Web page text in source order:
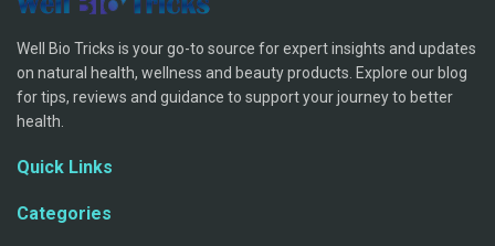
Well Bio Tricks is your go-to source for expert insights and updates
on natural health, wellness and beauty products. Explore our blog
for tips, reviews and guidance to support your journey to better
health.
Quick Links
Categories